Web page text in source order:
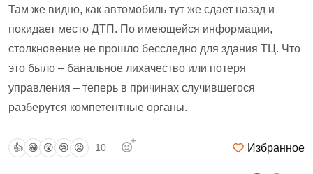
Там же видно, как автомобиль тут же сдает назад и
покидает место ДТП. По имеющейся информации,
столкновение не прошло бесследно для здания ТЦ. Что
это было – банальное лихачество или потеря
управления – теперь в причинах случившегося
разберутся компетентные органы.
👍 😁 😲 😢 😡 10 Избранное